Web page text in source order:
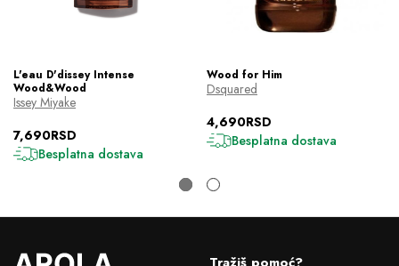
L'eau D'dissey Intense
Wood&Wood
Issey Miyake
7,690RSD
Besplatna dostava
Wood for Him
Dsquared
4,690RSD
Besplatna dostava
L